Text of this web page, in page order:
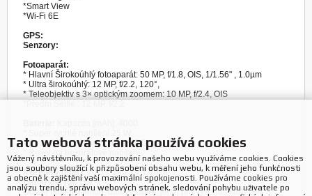
*Smart View
*Wi-Fi 6E
GPS:
Senzory:
Fotoaparát:
* Hlavní Širokoúhlý fotoaparát: 50 MP, f/1.8, OIS, 1/1.56" , 1.0µm
* Ultra širokoúhlý: 12 MP, f/2.2, 120°,
* Teleobjektiv s 3× optickým zoomem: 10 MP, f/2.4, OIS
* Rychlé bezdrátové nabíjení 2.0
Rozměry [mm]:
Hmotnost [g]: 162 g
Obsah balení: telefon, datový kabel, jehla pro vysunutí karty SIM
Tato webová stránka používá cookies
Vážený návštěvníku, k provozování našeho webu využíváme cookies. Cookies
jsou soubory sloužící k přizpůsobení obsahu webu, k měření jeho funkčnosti
a obecně k zajištění vaší maximální spokojenosti. Používáme cookies pro
analýzu trendu, správu webových stránek, sledování pohybu uživatele po